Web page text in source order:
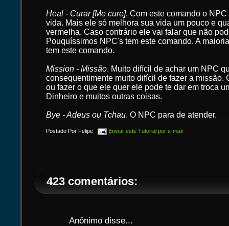
Heal - Curar [Me cure]. Com este comando o
vida. Mais ele só melhora sua vida um pouco e
vermelha. Caso contrário ele vai falar que não
Pouquíssimos NPC's tem este comando. A
tem este comando.
Mission - Missão. Muito difícil de achar um NPC
consequentimente muito difícil de fazer a missão.
ou fazer o que ele quer ele pode te dar em troca
Dinheiro e muitos outras coisas.
Bye - Adeus ou Tchau. O NPC para de atender.
Postado Por Felipe Enviar este Tutorial por e-mail
423 comentários:
Anônimo disse...